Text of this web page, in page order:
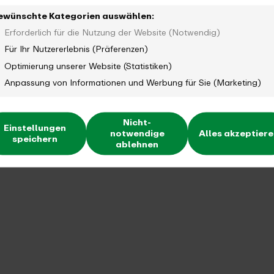
Kategorien auswählen:
Erforderlich für die Nutzung der Website (Notwendig)
Für Ihr Nutzererlebnis (Präferenzen)
Optimierung unserer Website (Statistiken)
Anpassung von Informationen und Werbung für Sie (Marketing)
Einstellungen
speichern
Nicht-
notwendige
ablehnen
Alles
Wibke Hinz